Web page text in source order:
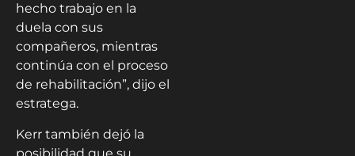
hecho trabajo en la
duela con sus
compañeros, mientras
continúa con el proceso
de rehabilitación”, dijo el
estratega.
Kerr también dejó la
posibilidad que su